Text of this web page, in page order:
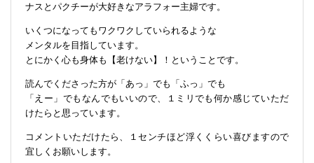
ナスとパクチーが大好きなアラフォー主婦です。
いくつになってもワクワクしていられるような
メンタルを目指しています。
とにかく心も身体も【老けない】！ということです。
読んでくださった方が「あっ」でも「ふっ」でも
「えー」でもなんでもいいので、１ミリでも何か感じていただ
けたらと思っています。
コメントいただけたら、１センチほど浮くくらい喜びますので
宜しくお願いします。